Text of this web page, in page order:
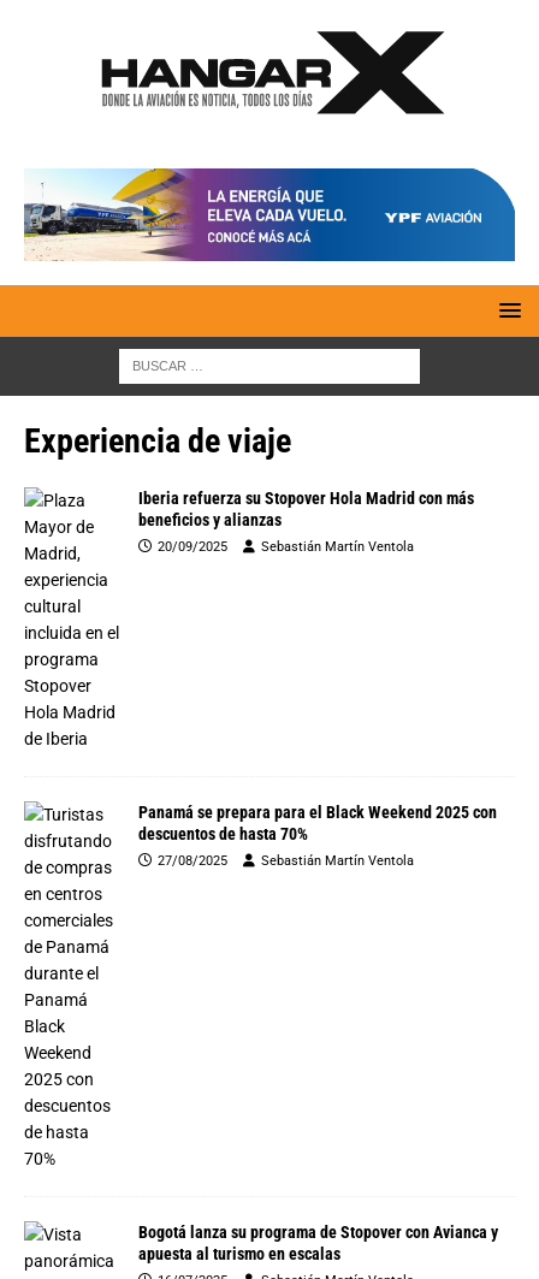
Experiencia de viaje
Iberia refuerza su Stopover Hola Madrid con más
beneficios y alianzas
20/09/2025 Sebastián Martín Ventola
Panamá se prepara para el Black Weekend 2025 con
descuentos de hasta 70%
27/08/2025 Sebastián Martín Ventola
Bogotá lanza su programa de Stopover con Avianca y
apuesta al turismo en escalas